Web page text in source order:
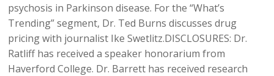
psychosis in Parkinson disease. For the “What’s
Trending” segment, Dr. Ted Burns discusses drug
pricing with journalist Ike Swetlitz.DISCLOSURES: Dr.
Ratliff has received a speaker honorarium from
Haverford College. Dr. Barrett has received research